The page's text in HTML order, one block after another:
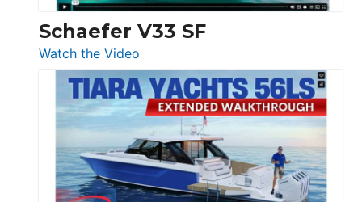
Trawler
54
Princess
F58
Flybridge
at
Boot
Düsseldorf
Schaefer V33 SF
Watch the Video
Schaefer
V33
SF